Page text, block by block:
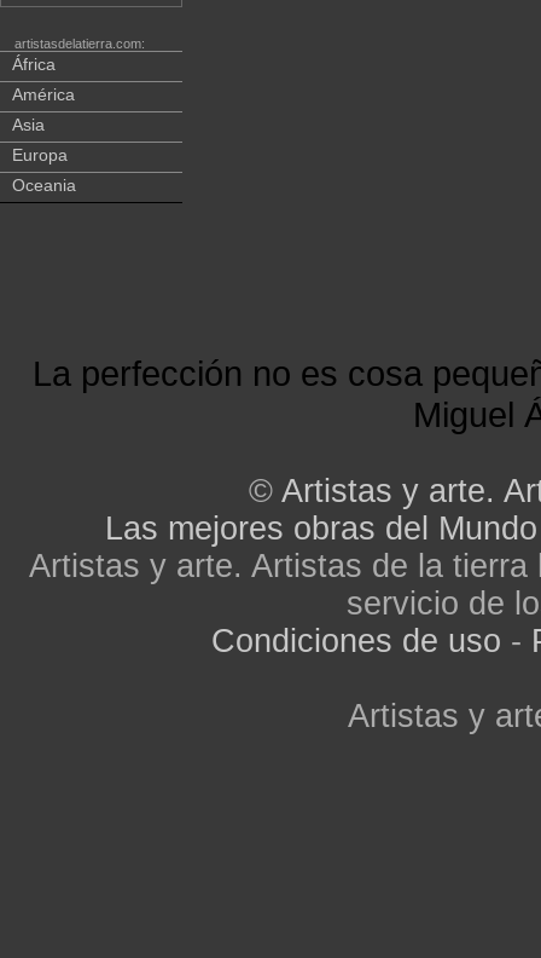
artistasdelatierra.com:
África
América
Asia
Europa
Oceania
La perfección no es cosa
Miguel
© Artistas y arte.
Las mejores obras del Mundo
Artistas y arte. Artistas de la
servicio de
Condiciones de uso -
Artistas y